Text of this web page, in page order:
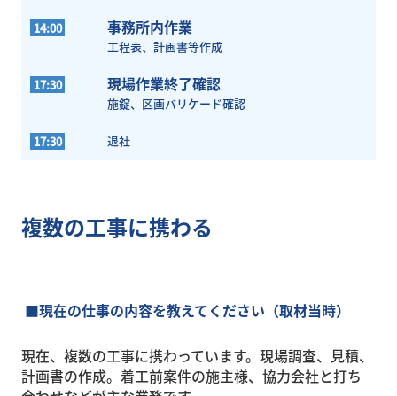
14:00 事務所内作業
工程表、計画書等作成
17:30 現場作業終了確認
施錠、区画バリケード確認
17:30 退社
複数の工事に携わる
■現在の仕事の内容を教えてください（取材当時）
現在、複数の工事に携わっています。現場調査、見積、
計画書の作成。着工前案件の施主様、協力会社と打ち